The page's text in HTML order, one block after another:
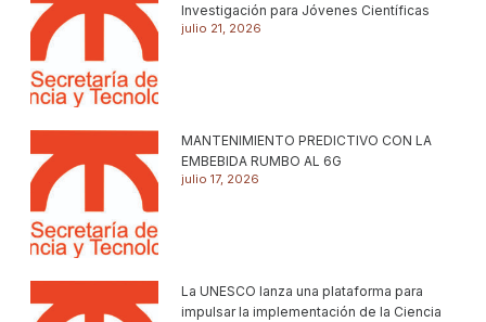
Investigación para Jóvenes Científicas
julio 21, 2026
MANTENIMIENTO PREDICTIVO CON LA
EMBEBIDA RUMBO AL 6G
julio 17, 2026
La UNESCO lanza una plataforma para
impulsar la implementación de la Ciencia